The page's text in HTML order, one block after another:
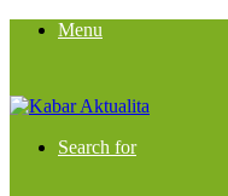
Menu
Search for